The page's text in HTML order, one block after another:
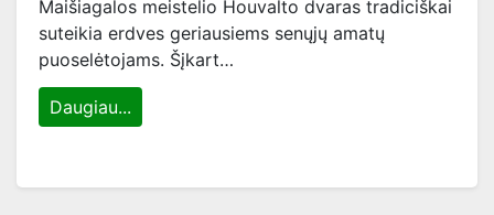
Maišiagalos meistelio Houvalto dvaras tradiciškai
suteikia erdves geriausiems senųjų amatų
puoselėtojams. Šįkart…
Daugiau...